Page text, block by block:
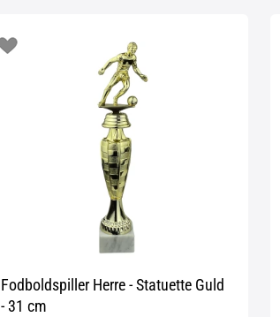
Fodboldspiller Herre - Statuette Guld
- 31 cm